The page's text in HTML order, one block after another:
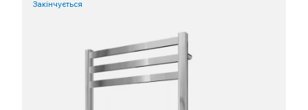
Закінчується